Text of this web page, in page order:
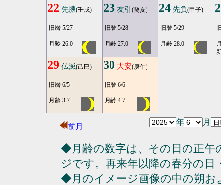
22 先勝(壬戌)
旧暦 5/27
月齢 26.0
23 友引 (癸亥)
旧暦 5/28
月齢 27.0
24 先負(甲子)
旧暦 5/29
月齢 28.0
29 仏滅(己巳)
旧暦 6/5
月齢 3.7
30 大安(庚午)
旧暦 6/6
月齢 4.7
前月
年 月
◆月齢の数字は、その日の正午
ジです。再来年以降の春分の日
◆月のイメージ画像の中の朔